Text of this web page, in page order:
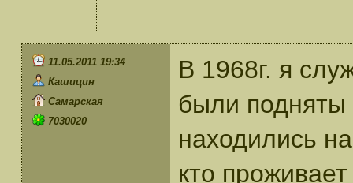
11.05.2011 19:34
Кашицин
Самарская
7030020
В 1968г. я
были подняты
находились
кто